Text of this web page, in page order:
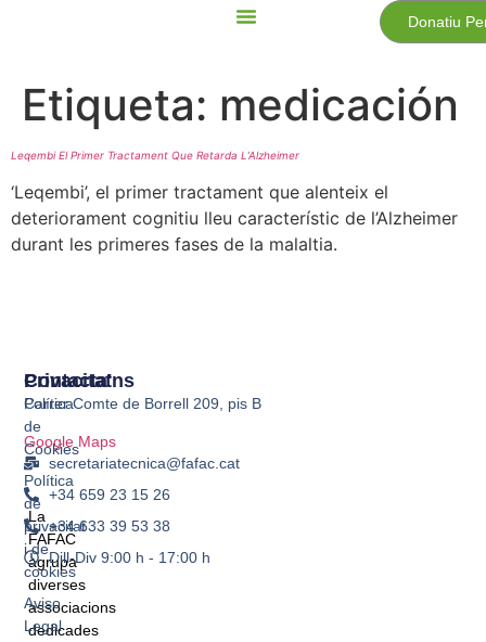
Donatiu
Etiqueta: medicación
Leqembi El Primer Tractament Que Retarda L’Alzheimer
‘Leqembi’, el primer tractament que alenteix el
deteriorament cognitiu lleu característic de l’Alzheimer
durant les primeres fases de la malaltia.
La
FAFAC
agrupa
diverses
associacions
dedicades
Privacitat
Política
de
Cookies
Política
de
privacitat
i de
cookies
Aviso
Legal
Contacta'ns
Carrer Comte de Borrell 209, pis B
Google Maps
secretariatecnica@fafac.cat
+34 659 23 15 26
+34 633 39 53 38
Dill-Div 9:00 h - 17:00 h